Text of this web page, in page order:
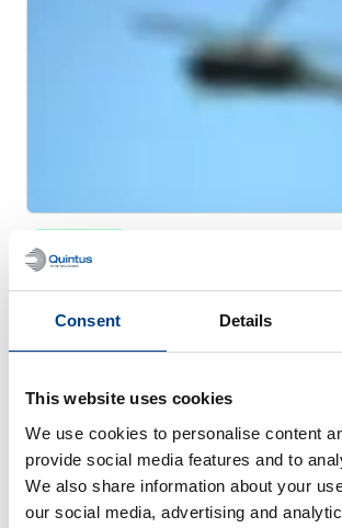
Consent Details
This website uses cookies
We use cookies to personalise content
provide social media features and to
We also share information about your
our social media, advertising and
优化钣金成型 – 喷气发动机排气